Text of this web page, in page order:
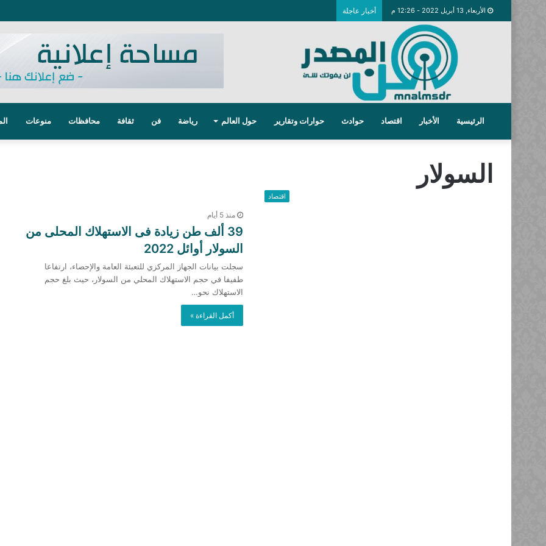
الأربعاء, 13 أبريل 2022 - 12:26 م أخبار عاجلة
الرئيسية الأخبار اقتصاد حوادث حوارات وتقارير حول العالم رياضة فن ثقافة محافظات منوعات
السولار
اقتصاد
منذ 5 أيام
39 ألف طن زيادة فى الاستهلاك المحلى من
السولار أوائل 2022
سجلت بيانات الجهاز المركزي للتعبئة العامة والإحصاء، ارتفاعا
طفيفا في حجم الاستهلاك المحلي من السولار، حيث بلغ حجم
الاستهلاك نحو…
أكمل القراءة »